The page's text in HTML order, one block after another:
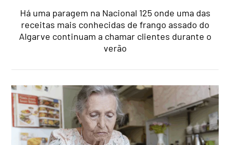
Há uma paragem na Nacional 125 onde uma das
receitas mais conhecidas de frango assado do
Algarve continuam a chamar clientes durante o
verão